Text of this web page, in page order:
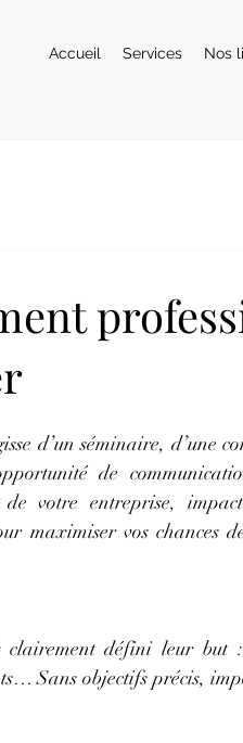
Accueil Services Nos
d’un séminaire, d’une
de
votre entreprise,
maximiser vos chances
clairement défini leur but
Sans objectifs précis,